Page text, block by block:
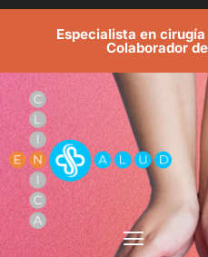
Especialista en cirugía
Colaborador